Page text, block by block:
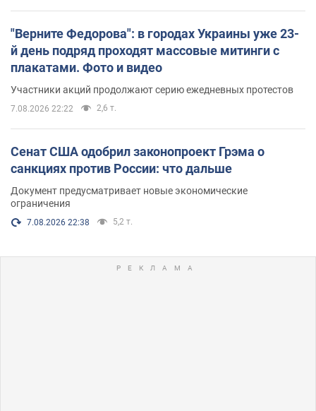
"Верните Федорова": в городах Украины уже 23-
й день подряд проходят массовые митинги с
плакатами. Фото и видео
Участники акций продолжают серию ежедневных протестов
7.08.2026 22:22 2,6 т.
Сенат США одобрил законопроект Грэма о
санкциях против России: что дальше
Документ предусматривает новые экономические
ограничения
7.08.2026 22:38 5,2 т.